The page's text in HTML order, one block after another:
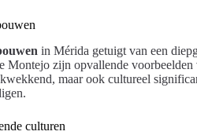
in Mérida getuigt van een
Montejo zijn opvallende voorbeelden
maar ook cultureel
culturen